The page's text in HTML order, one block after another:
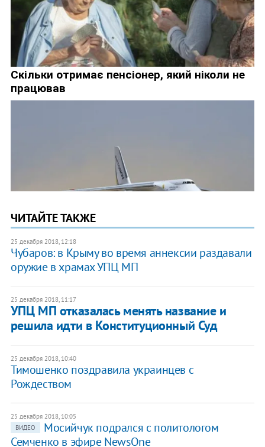
ЧИТАЙТЕ ТАКЖЕ
25 декабря 2018, 12:18
Чубаров: в Крыму во время аннексии раздавали
оружие в храмах УПЦ МП
25 декабря 2018, 11:17
УПЦ МП отказалась менять название и
решила идти в Конституционный Суд
25 декабря 2018, 10:40
Тимошенко поздравила украинцев с
Рождеством
25 декабря 2018, 10:05
ВИДЕО
​Мосийчук подрался с политологом
Семченко в эфире NewsOne